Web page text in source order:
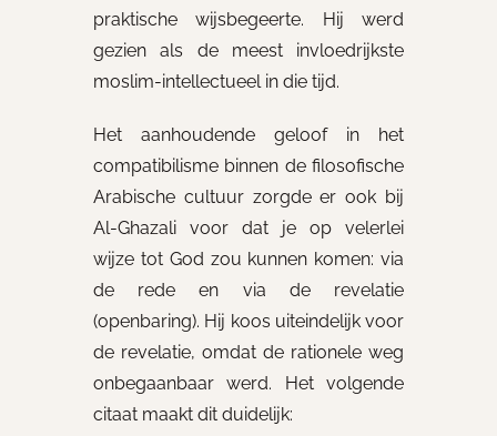
praktische wijsbegeerte. Hij werd
gezien als de meest invloedrijkste
moslim-intellectueel in die tijd.
Het aanhoudende geloof in het
compatibilisme binnen de filosofische
Arabische cultuur zorgde er ook bij
Al-Ghazali voor dat je op velerlei
wijze tot God zou kunnen komen: via
de rede en via de revelatie
(openbaring). Hij koos uiteindelijk voor
de revelatie, omdat de rationele weg
onbegaanbaar werd. Het volgende
citaat maakt dit duidelijk: